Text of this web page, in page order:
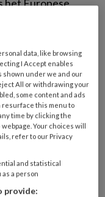
het Europese
2005
de
rondom het
van
patiënten
data, like browsing
I Accept enables
shown under we and our
All or withdrawing your
some content and ads
resurface this menu to
time by clicking the
Your choices will
refer to our Privacy
and statistical
a person
provide: